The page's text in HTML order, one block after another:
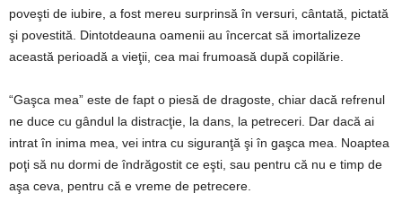
poveşti de iubire, a fost mereu surprinsă în versuri, cântată, pictată
şi povestită. Dintotdeauna oamenii au încercat să imortalizeze
această perioadă a vieţii, cea mai frumoasă după copilărie.
“Gaşca mea” este de fapt o piesă de dragoste, chiar dacă refrenul
ne duce cu gândul la distracţie, la dans, la petreceri. Dar dacă ai
intrat în inima mea, vei intra cu siguranţă şi în gaşca mea. Noaptea
poţi să nu dormi de îndrăgostit ce eşti, sau pentru că nu e timp de
aşa ceva, pentru că e vreme de petrecere.